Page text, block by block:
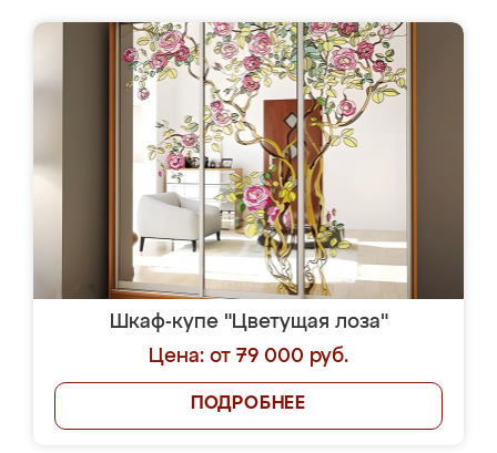
Шкаф-купе "Цветущая лоза"
Цена: от 79 000 руб.
ПОДРОБНЕЕ